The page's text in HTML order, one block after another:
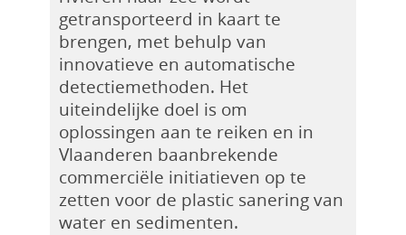
getransporteerd in kaart te
brengen, met behulp van
innovatieve en automatische
detectiemethoden. Het
uiteindelijke doel is om
oplossingen aan te reiken en in
Vlaanderen baanbrekende
commerciële initiatieven op te
zetten voor de plastic sanering van
water en sedimenten.